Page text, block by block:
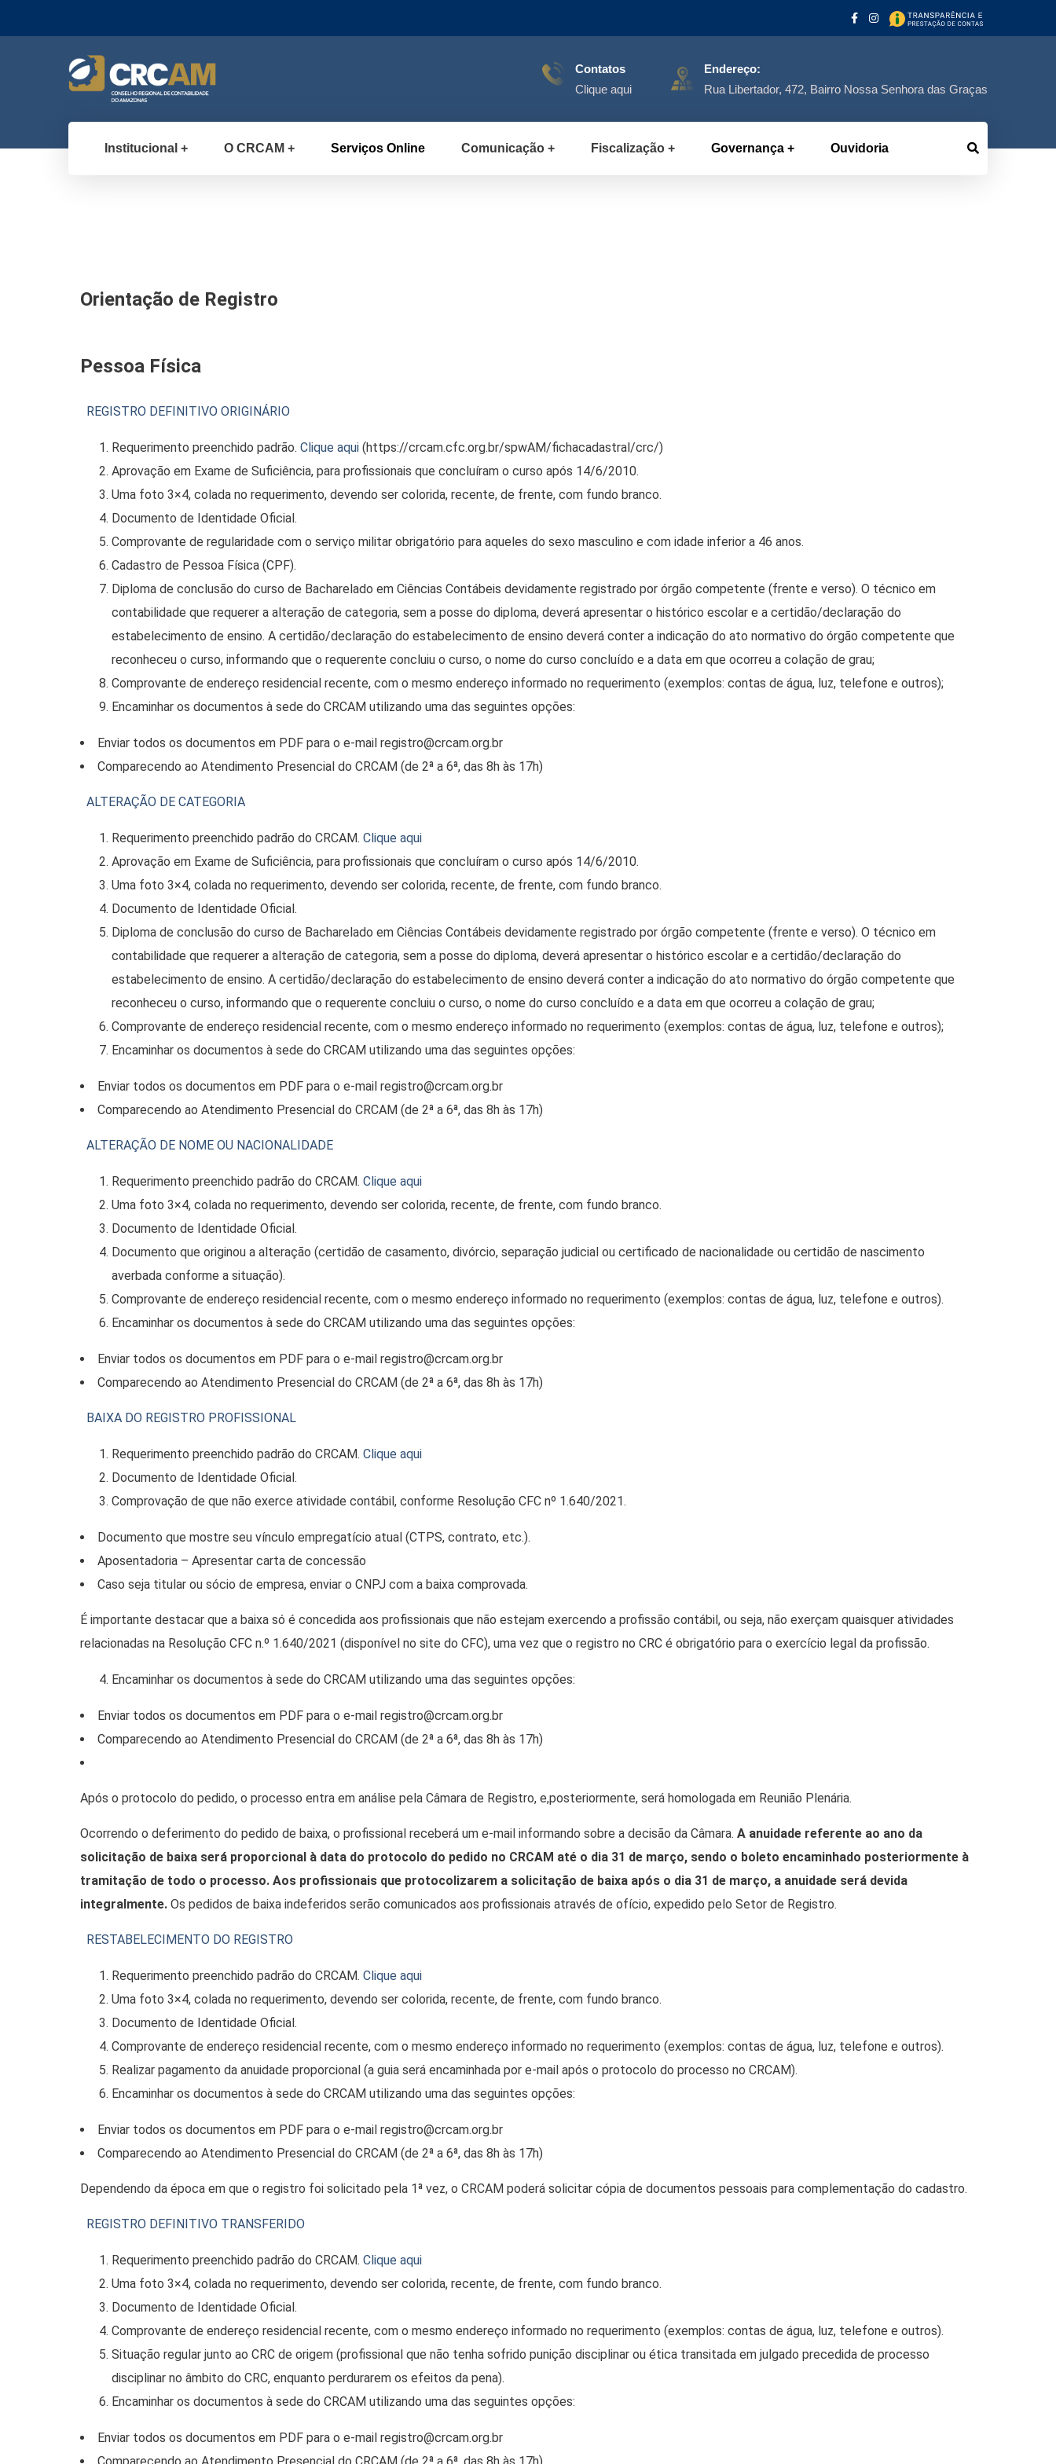
Contatos
Clique aqui
Endereço:
Rua Libertador, 472, Bairro Nossa Senhora das Graças
Institucional O CRCAM Serviços Online Comunicação Fiscalização Governança Ouvidoria
Orientação de Registro
Pessoa Física
REGISTRO DEFINITIVO ORIGINÁRIO
Requerimento preenchido padrão. Clique aqui (https://crcam.cfc.org.br/spwAM/fichacadastral/crc/)
Aprovação em Exame de Suficiência, para profissionais que concluíram o curso após 14/6/2010.
Uma foto 3×4, colada no requerimento, devendo ser colorida, recente, de frente, com fundo branco.
Documento de Identidade Oficial.
Comprovante de regularidade com o serviço militar obrigatório para aqueles do sexo masculino e com idade inferior a 46 anos.
Cadastro de Pessoa Física (CPF).
Diploma de conclusão do curso de Bacharelado em Ciências Contábeis devidamente registrado por órgão competente (frente e verso). O técnico em
contabilidade que requerer a alteração de categoria, sem a posse do diploma, deverá apresentar o histórico escolar e a certidão/declaração do
estabelecimento de ensino. A certidão/declaração do estabelecimento de ensino deverá conter a indicação do ato normativo do órgão competente que
reconheceu o curso, informando que o requerente concluiu o curso, o nome do curso concluído e a data em que ocorreu a colação de grau;
Comprovante de endereço residencial recente, com o mesmo endereço informado no requerimento (exemplos: contas de água, luz, telefone e outros);
Encaminhar os documentos à sede do CRCAM utilizando uma das seguintes opções:
Enviar todos os documentos em PDF para o e-mail registro@crcam.org.br
Comparecendo ao Atendimento Presencial do CRCAM (de 2ª a 6ª, das 8h às 17h)
ALTERAÇÃO DE CATEGORIA
Requerimento preenchido padrão do CRCAM. Clique aqui
Aprovação em Exame de Suficiência, para profissionais que concluíram o curso após 14/6/2010.
Uma foto 3×4, colada no requerimento, devendo ser colorida, recente, de frente, com fundo branco.
Documento de Identidade Oficial.
Diploma de conclusão do curso de Bacharelado em Ciências Contábeis devidamente registrado por órgão competente (frente e verso). O técnico em
contabilidade que requerer a alteração de categoria, sem a posse do diploma, deverá apresentar o histórico escolar e a certidão/declaração do
estabelecimento de ensino. A certidão/declaração do estabelecimento de ensino deverá conter a indicação do ato normativo do órgão competente que
reconheceu o curso, informando que o requerente concluiu o curso, o nome do curso concluído e a data em que ocorreu a colação de grau;
Comprovante de endereço residencial recente, com o mesmo endereço informado no requerimento (exemplos: contas de água, luz, telefone e outros);
Encaminhar os documentos à sede do CRCAM utilizando uma das seguintes opções:
Enviar todos os documentos em PDF para o e-mail registro@crcam.org.br
Comparecendo ao Atendimento Presencial do CRCAM (de 2ª a 6ª, das 8h às 17h)
ALTERAÇÃO DE NOME OU NACIONALIDADE
Requerimento preenchido padrão do CRCAM. Clique aqui
Uma foto 3×4, colada no requerimento, devendo ser colorida, recente, de frente, com fundo branco.
Documento de Identidade Oficial.
Documento que originou a alteração (certidão de casamento, divórcio, separação judicial ou certificado de nacionalidade ou certidão de nascimento
averbada conforme a situação).
Comprovante de endereço residencial recente, com o mesmo endereço informado no requerimento (exemplos: contas de água, luz, telefone e outros).
Encaminhar os documentos à sede do CRCAM utilizando uma das seguintes opções:
Enviar todos os documentos em PDF para o e-mail registro@crcam.org.br
Comparecendo ao Atendimento Presencial do CRCAM (de 2ª a 6ª, das 8h às 17h)
BAIXA DO REGISTRO PROFISSIONAL
Requerimento preenchido padrão do CRCAM. Clique aqui
Documento de Identidade Oficial.
Comprovação de que não exerce atividade contábil, conforme Resolução CFC nº 1.640/2021.
Documento que mostre seu vínculo empregatício atual (CTPS, contrato, etc.).
Aposentadoria – Apresentar carta de concessão
Caso seja titular ou sócio de empresa, enviar o CNPJ com a baixa comprovada.
É importante destacar que a baixa só é concedida aos profissionais que não estejam exercendo a profissão contábil, ou seja, não exerçam quaisquer atividades
relacionadas na Resolução CFC n.º 1.640/2021 (disponível no site do CFC), uma vez que o registro no CRC é obrigatório para o exercício legal da profissão.
Encaminhar os documentos à sede do CRCAM utilizando uma das seguintes opções:
Enviar todos os documentos em PDF para o e-mail registro@crcam.org.br
Comparecendo ao Atendimento Presencial do CRCAM (de 2ª a 6ª, das 8h às 17h)
Após o protocolo do pedido, o processo entra em análise pela Câmara de Registro, e,posteriormente, será homologada em Reunião Plenária.
Ocorrendo o deferimento do pedido de baixa, o profissional receberá um e-mail informando sobre a decisão da Câmara. A anuidade referente ao ano da
solicitação de baixa será proporcional à data do protocolo do pedido no CRCAM até o dia 31 de março, sendo o boleto encaminhado posteriormente à
tramitação de todo o processo. Aos profissionais que protocolizarem a solicitação de baixa após o dia 31 de março, a anuidade será devida
integralmente. Os pedidos de baixa indeferidos serão comunicados aos profissionais através de ofício, expedido pelo Setor de Registro.
RESTABELECIMENTO DO REGISTRO
Requerimento preenchido padrão do CRCAM. Clique aqui
Uma foto 3×4, colada no requerimento, devendo ser colorida, recente, de frente, com fundo branco.
Documento de Identidade Oficial.
Comprovante de endereço residencial recente, com o mesmo endereço informado no requerimento (exemplos: contas de água, luz, telefone e outros).
Realizar pagamento da anuidade proporcional (a guia será encaminhada por e-mail após o protocolo do processo no CRCAM).
Encaminhar os documentos à sede do CRCAM utilizando uma das seguintes opções:
Enviar todos os documentos em PDF para o e-mail registro@crcam.org.br
Comparecendo ao Atendimento Presencial do CRCAM (de 2ª a 6ª, das 8h às 17h)
Dependendo da época em que o registro foi solicitado pela 1ª vez, o CRCAM poderá solicitar cópia de documentos pessoais para complementação do cadastro.
REGISTRO DEFINITIVO TRANSFERIDO
Requerimento preenchido padrão do CRCAM. Clique aqui
Uma foto 3×4, colada no requerimento, devendo ser colorida, recente, de frente, com fundo branco.
Documento de Identidade Oficial.
Comprovante de endereço residencial recente, com o mesmo endereço informado no requerimento (exemplos: contas de água, luz, telefone e outros).
Situação regular junto ao CRC de origem (profissional que não tenha sofrido punição disciplinar ou ética transitada em julgado precedida de processo
disciplinar no âmbito do CRC, enquanto perdurarem os efeitos da pena).
Encaminhar os documentos à sede do CRCAM utilizando uma das seguintes opções:
Enviar todos os documentos em PDF para o e-mail registro@crcam.org.br
Comparecendo ao Atendimento Presencial do CRCAM (de 2ª a 6ª, das 8h às 17h)